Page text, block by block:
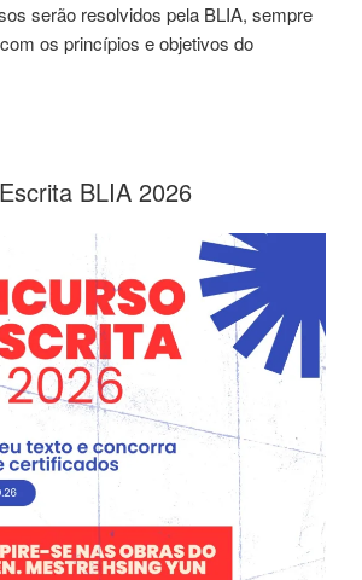
serão resolvidos pela BLIA, sempre
os princípios e objetivos do
BLIA 2026